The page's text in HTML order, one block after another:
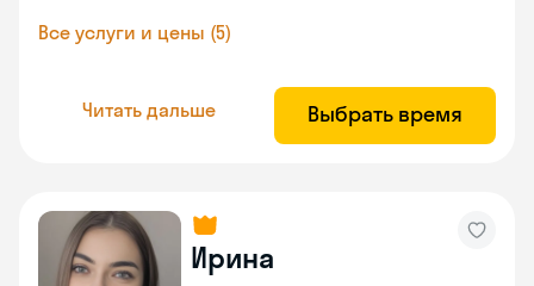
Все услуги и цены (5)
Читать дальше Выбрать время
Ирина